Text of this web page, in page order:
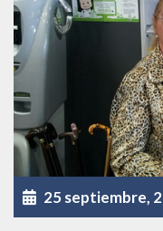
25 septiembre,